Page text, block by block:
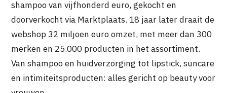
shampoo van vijfhonderd euro, gekocht en
doorverkocht via Marktplaats. 18 jaar later draait de
webshop 32 miljoen euro omzet, met meer dan 300
merken en 25.000 producten in het assortiment.
Van shampoo en huidverzorging tot lipstick, suncare
en intimiteitsproducten: alles gericht op beauty voor